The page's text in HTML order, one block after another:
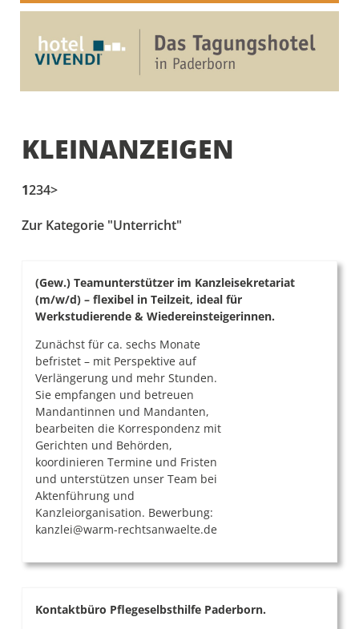
KLEINANZEIGEN
1234>
Zur Kategorie "Unterricht"
(Gew.) Teamunterstützer im Kanzleisekretariat
(m/w/d) – flexibel in Teilzeit, ideal für
Werkstudierende & Wiedereinsteigerinnen.
Zunächst für ca. sechs Monate
befristet – mit Perspektive auf
Verlängerung und mehr Stunden.
Sie empfangen und betreuen
Mandantinnen und Mandanten,
bearbeiten die Korrespondenz mit
Gerichten und Behörden,
koordinieren Termine und Fristen
und unterstützen unser Team bei
Aktenführung und
Kanzleiorganisation. Bewerbung:
kanzlei@warm-rechtsanwaelte.de
Kontaktbüro Pflegeselbsthilfe Paderborn.